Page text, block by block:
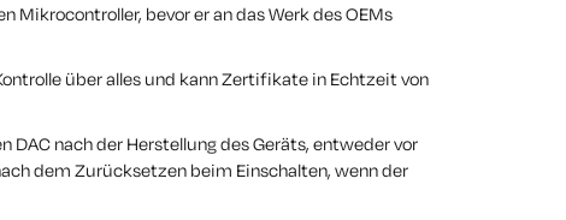
Mikrocontroller, bevor er an das Werk des OEMs
über alles und kann Zertifikate in Echtzeit von
DAC nach der Herstellung des Geräts, entweder vor
dem Zurücksetzen beim Einschalten, wenn der